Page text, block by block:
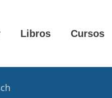
Libros Cursos